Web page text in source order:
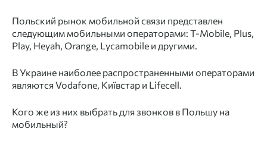
Польский рынок мобильной связи представлен
следующим мобильными операторами: T-Mobile, Plus,
Play, Heyah, Orange, Lycamobile и другими.
В Украине наиболее распространенными операторами
являются Vodafone, Київстар и Lifeсell.
Кого же из них выбрать для звонков в Польшу на
мобильный?